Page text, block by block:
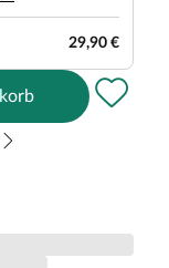
29,90 €